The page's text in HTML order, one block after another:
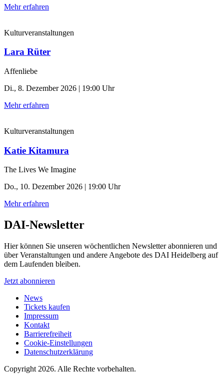
Mehr erfahren
Kulturveranstaltungen
Lara Rüter
Affenliebe
Di., 8. Dezember 2026 | 19:00 Uhr
Mehr erfahren
Kulturveranstaltungen
Katie Kitamura
The Lives We Imagine
Do., 10. Dezember 2026 | 19:00 Uhr
Mehr erfahren
DAI-Newsletter
Hier können Sie unseren wöchentlichen Newsletter abonnieren und
über Veranstaltungen und andere Angebote des DAI Heidelberg auf
dem Laufenden bleiben.
Jetzt abonnieren
News
Tickets kaufen
Impressum
Kontakt
Barrierefreiheit
Cookie-Einstellungen
Datenschutzerklärung
Copyright 2026. Alle Rechte vorbehalten.